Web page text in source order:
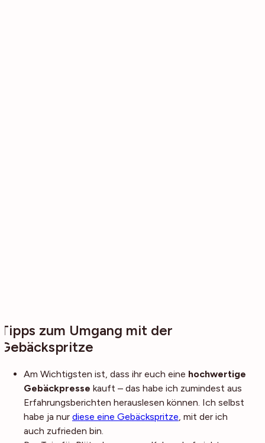
Tipps zum Umgang mit der
Gebäckspritze
Am Wichtigsten ist, dass ihr euch eine hochwertige
Gebäckpresse kauft – das habe ich zumindest aus
Erfahrungsberichten herauslesen können. Ich selbst
habe ja nur diese eine Gebäckspritze , mit der ich
auch zufrieden bin.